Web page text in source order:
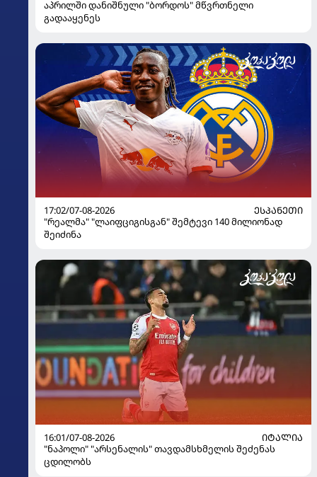
აპრილში დანიშნული "ბორდოს" მწვრთნელი
გადააყენეს
17:02/07-08-2026
ᲔᲡᲞᲐᲜᲔᲗᲘ
"რეალმა" "ლაიფციგისგან" შემტევი 140 მილიონად
შეიძინა
16:01/07-08-2026
ᲘᲢᲐᲚᲘᲐ
"ნაპოლი" "არსენალის" თავდამსხმელის შეძენას
ცდილობს